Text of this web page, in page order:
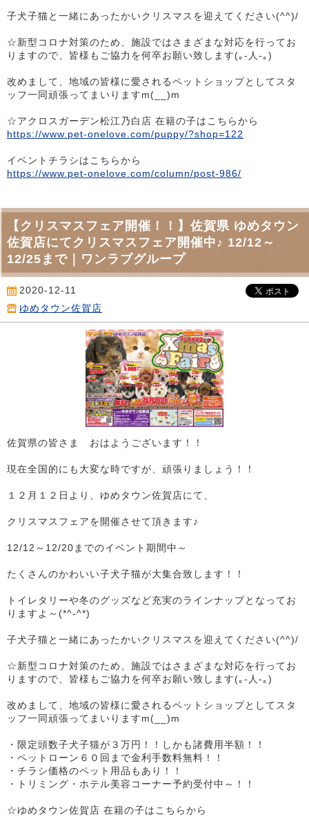
子犬子猫と一緒にあったかいクリスマスを迎えてください(^^)/
☆新型コロナ対策のため、施設ではさまざまな対応を行ってお
りますので、皆様もご協力を何卒お願い致します(｡-人-｡)
改めまして、地域の皆様に愛されるペットショップとしてスタ
ッフ一同頑張ってまいりますm(__)m
☆アクロスガーデン松江乃白店 在籍の子はこちらから
https://www.pet-onelove.com/puppy/?shop=122
イベントチラシはこちらから
https://www.pet-onelove.com/column/post-986/
【クリスマスフェア開催！！】佐賀県 ゆめタウン
佐賀店にてクリスマスフェア開催中♪ 12/12～
12/25まで｜ワンラブグループ
2020-12-11
ゆめタウン佐賀店
佐賀県の皆さま おはようございます！！
現在全国的にも大変な時ですが、頑張りましょう！！
１２月１２日より、ゆめタウン佐賀店にて、
クリスマスフェアを開催させて頂きます♪
12/12～12/20までのイベント期間中～
たくさんのかわいい子犬子猫が大集合致します！！
トイレタリーや冬のグッズなど充実のラインナップとなってお
りますよ～(*^-^*)
子犬子猫と一緒にあったかいクリスマスを迎えてください(^^)/
☆新型コロナ対策のため、施設ではさまざまな対応を行ってお
りますので、皆様もご協力を何卒お願い致します(｡-人-｡)
改めまして、地域の皆様に愛されるペットショップとしてスタ
ッフ一同頑張ってまいりますm(__)m
・限定頭数子犬子猫が３万円！！しかも諸費用半額！！
・ペットローン６０回まで金利手数料無料！！
・チラシ価格のペット用品もあり！！
・トリミング・ホテル美容コーナー予約受付中～！！
☆ゆめタウン佐賀店 在籍の子はこちらから